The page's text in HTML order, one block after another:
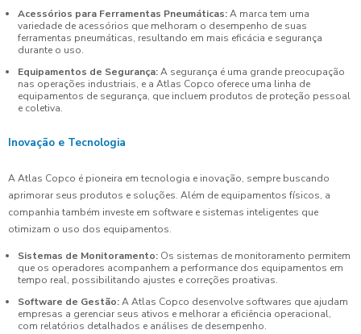
Acessórios para Ferramentas Pneumáticas:A marca tem uma
variedade de acessórios que melhoram o desempenho de suas
ferramentas pneumáticas, resultando em mais eficácia e segurança
durante o uso.
Equipamentos de Segurança:A segurança é uma grande preocupação
nas operações industriais, e a Atlas Copco oferece uma linha de
equipamentos de segurança, que incluem produtos de proteção pessoal
e coletiva.
Inovação e Tecnologia
A Atlas Copco é pioneira em tecnologia e inovação, sempre buscando
aprimorar seus produtos e soluções. Além de equipamentos físicos, a
companhia também investe em software e sistemas inteligentes que
otimizam o uso dos equipamentos.
Sistemas de Monitoramento: Os sistemas de monitoramento permitem
que os operadores acompanhem a performance dos equipamentos em
tempo real, possibilitando ajustes e correções proativas.
Software de Gestão:A Atlas Copco desenvolve softwares que ajudam
empresas a gerenciar seus ativos e melhorar a eficiência operacional,
com relatórios detalhados e análises de desempenho.